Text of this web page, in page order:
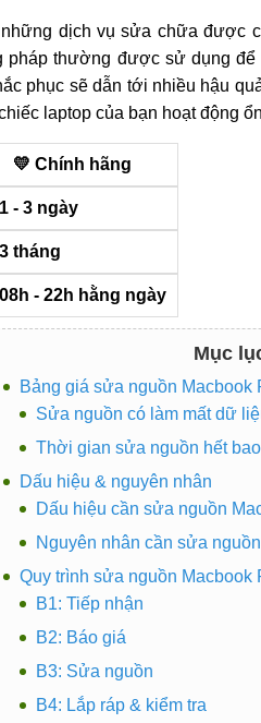
dịch vụ sửa chữa được
pháp thường được sử dụng
phục sẽ dẫn tới nhiều hậu
laptop của bạn hoạt động
💛 Chính hãng
- 3 ngày
tháng
- 22h hằng ngày
Mục
Bảng giá sửa nguồn Macbook
Sửa nguồn có làm mất dữ
Thời gian sửa nguồn hết
Dấu hiệu & nguyên nhân
Dấu hiệu cần sửa nguồn
Nguyên nhân cần sửa
Quy trình sửa nguồn Macbook
B1: Tiếp nhận
B2: Báo giá
B3: Sửa nguồn
B4: Lắp ráp & kiểm tra